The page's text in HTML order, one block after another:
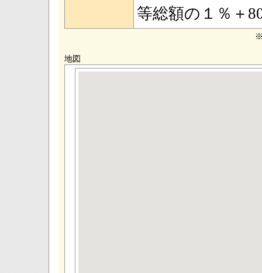
等総額の１％＋
地図